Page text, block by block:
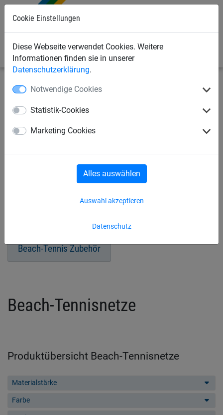
Cookie Einstellungen
Diese Webseite verwendet Cookies. Weitere
Informationen finden sie in unserer
Datenschutzerklärung.
Notwendige Cookies
Statistik-Cookies
Marketing Cookies
Datenschutz
Auswahl akzeptieren
Alles auswählen
Sportnetze Tennis Beach-Tennisnetze
Tennis-Schleppnetze Kinder-Tennisnetze
Trenn-Netze Zubehör
Beach-Tennis Zubehör
Beach-Tennisnetze
Produktübersicht Beach-Tennisnetze
Materialstärke
Farbe